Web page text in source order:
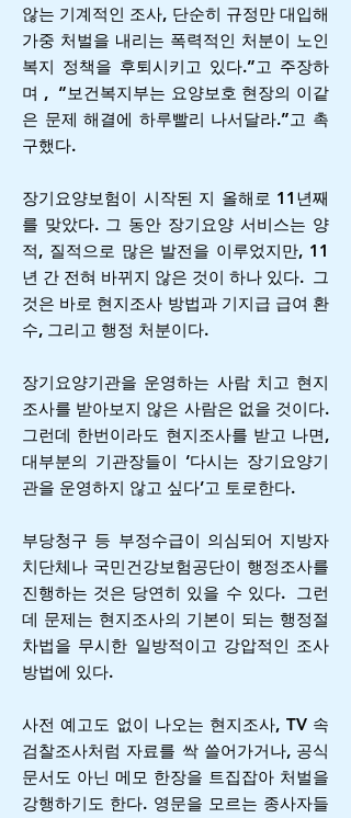
않는 기계적인 조사, 단순히 규정만 대입해
가중 처벌을 내리는 폭력적인 처분이 노인
복지 정책을 후퇴시키고 있다.”고 주장하
며 , “보건복지부는 요양보호 현장의 이같
은 문제 해결에 하루빨리 나서달라.”고 촉
구했다.
장기요양보험이 시작된 지 올해로 11년째
를 맞았다. 그 동안 장기요양 서비스는 양
적, 질적으로 많은 발전을 이루었지만, 11
년 간 전혀 바뀌지 않은 것이 하나 있다. 그
것은 바로 현지조사 방법과 기지급 급여 환
수, 그리고 행정 처분이다.
장기요양기관을 운영하는 사람 치고 현지
조사를 받아보지 않은 사람은 없을 것이다.
그런데 한번이라도 현지조사를 받고 나면,
대부분의 기관장들이 ‘다시는 장기요양기
관을 운영하지 않고 싶다’고 토로한다.
부당청구 등 부정수급이 의심되어 지방자
치단체나 국민건강보험공단이 행정조사를
진행하는 것은 당연히 있을 수 있다. 그런
데 문제는 현지조사의 기본이 되는 행정절
차법을 무시한 일방적이고 강압적인 조사
방법에 있다.
사전 예고도 없이 나오는 현지조사, TV 속
검찰조사처럼 자료를 싹 쓸어가거나, 공식
문서도 아닌 메모 한장을 트집잡아 처벌을
강행하기도 한다. 영문을 모르는 종사자들